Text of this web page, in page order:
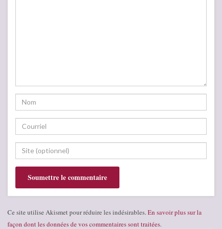
Ce site utilise Akismet pour réduire les indésirables. En savoir plus sur la
façon dont les données de vos commentaires sont traitées.